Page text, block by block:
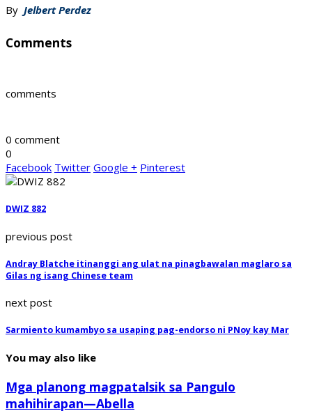
By Jelbert Perdez
Comments
comments
0 comment
0
Facebook Twitter Google + Pinterest
DWIZ 882
previous post
Andray Blatche itinanggi ang ulat na pinagbawalan maglaro sa
Gilas ng isang Chinese team
next post
Sarmiento kumambyo sa usaping pag-endorso ni PNoy kay Mar
You may also like
Mga planong magpatalsik sa Pangulo
mahihirapan—Abella